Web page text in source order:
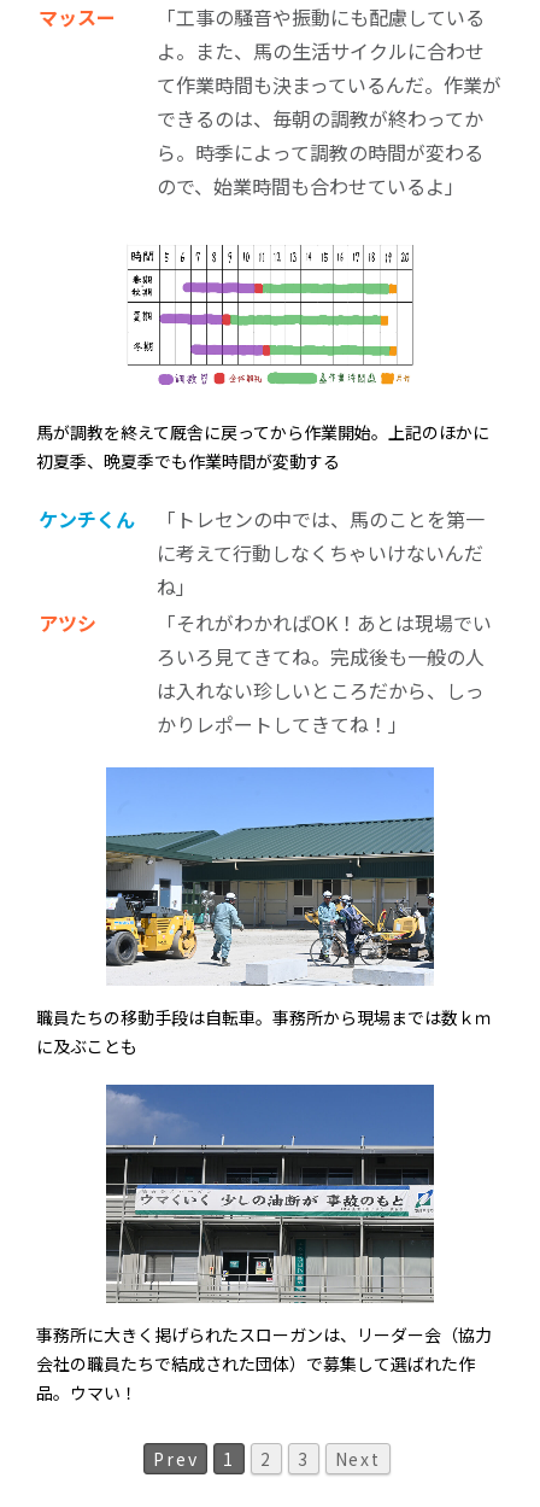
マッスー
「工事の騒音や振動にも配慮している
よ。また、馬の生活サイクルに合わせ
て作業時間も決まっているんだ。作業が
できるのは、毎朝の調教が終わってか
ら。時季によって調教の時間が変わる
ので、始業時間も合わせているよ」
馬が調教を終えて厩舎に戻ってから作業開始。上記のほかに
初夏季、晩夏季でも作業時間が変動する
ケンチくん
「トレセンの中では、馬のことを第一
に考えて行動しなくちゃいけないんだ
ね」
アツシ
「それがわかればOK！あとは現場でい
ろいろ見てきてね。完成後も一般の人
は入れない珍しいところだから、しっ
かりレポートしてきてね！」
職員たちの移動手段は自転車。事務所から現場までは数ｋｍ
に及ぶことも
事務所に大きく掲げられたスローガンは、リーダー会（協力
会社の職員たちで結成された団体）で募集して選ばれた作
品。ウマい！
Prev 1 2 3 Next